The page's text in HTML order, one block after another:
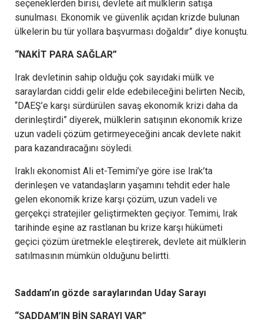
seçeneklerden birisi, devlete ait mülklerin satışa
sunulması. Ekonomik ve güvenlik açıdan krizde bulunan
ülkelerin bu tür yollara başvurması doğaldır” diye konuştu.
“NAKİT PARA SAĞLAR”
Irak devletinin sahip olduğu çok sayıdaki mülk ve
saraylardan ciddi gelir elde edebileceğini belirten Necib,
“DAEŞ’e karşı sürdürülen savaş ekonomik krizi daha da
derinleştirdi” diyerek, mülklerin satışının ekonomik krize
uzun vadeli çözüm getirmeyeceğini ancak devlete nakit
para kazandıracağını söyledi.
Iraklı ekonomist Ali et-Temimi’ye göre ise Irak’ta
derinleşen ve vatandaşların yaşamını tehdit eder hale
gelen ekonomik krize karşı çözüm, uzun vadeli ve
gerçekçi stratejiler geliştirmekten geçiyor. Temimi, Irak
tarihinde eşine az rastlanan bu krize karşı hükümeti
geçici çözüm üretmekle eleştirerek, devlete ait mülklerin
satılmasının mümkün olduğunu belirtti.
Saddam’ın gözde saraylarından Uday Sarayı
“SADDAM’IN BİN SARAYI VAR”